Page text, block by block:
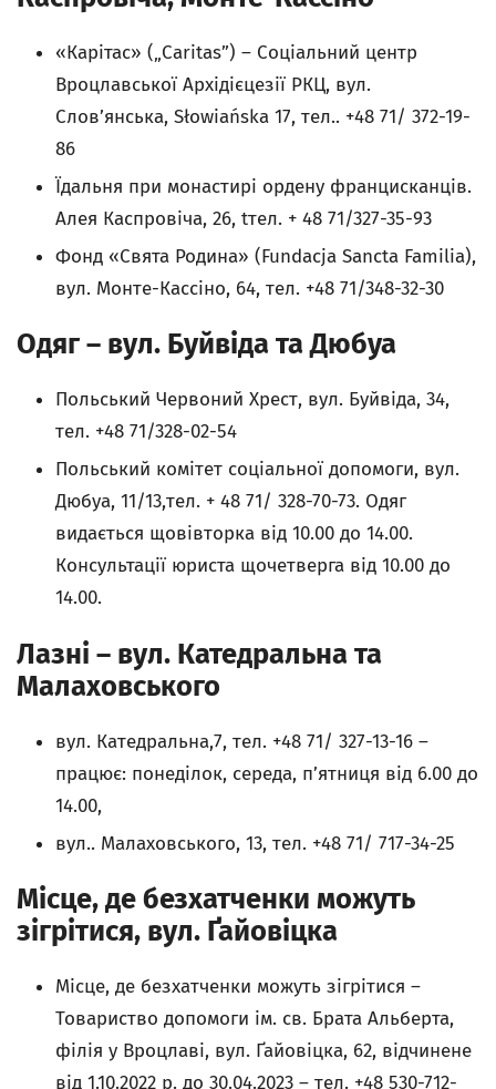
«Карітас» („Caritas”) – Соціальний центр
Вроцлавської Архідієцезії РКЦ, вул.
Слов’янська, Słowiańska 17, тел.. +48 71/ 372-19-
86
Їдальня при монастирі ордену францисканців.
Алея Каспровіча, 26, tтел. + 48 71/327-35-93
Фонд «Свята Родина» (Fundacja Sancta Familia),
вул. Монте-Кассіно, 64, тел. +48 71/348-32-30
Одяг – вул. Буйвіда та Дюбуа
Польський Червоний Хрест, вул. Буйвіда, 34,
тел. +48 71/328-02-54
Польський комітет соціальної допомоги, вул.
Дюбуа, 11/13,тел. + 48 71/ 328-70-73. Одяг
видається щовівторка від 10.00 до 14.00.
Консультації юриста щочетверга від 10.00 до
14.00.
Лазні – вул. Катедральна та
Малаховського
вул. Катедральна,7, тел. +48 71/ 327-13-16 –
працює: понеділок, середа, п’ятниця від 6.00 до
14.00,
вул.. Малаховського, 13, тел. +48 71/ 717-34-25
Місце, де безхатченки можуть
зігрітися, вул. Ґайовіцка
Місце, де безхатченки можуть зігрітися –
Товариство допомоги ім. св. Брата Альберта,
філія у Вроцлаві, вул. Ґайовіцка, 62, відчинене
від 1.10.2022 р. до 30.04.2023 – тел. +48 530-712-